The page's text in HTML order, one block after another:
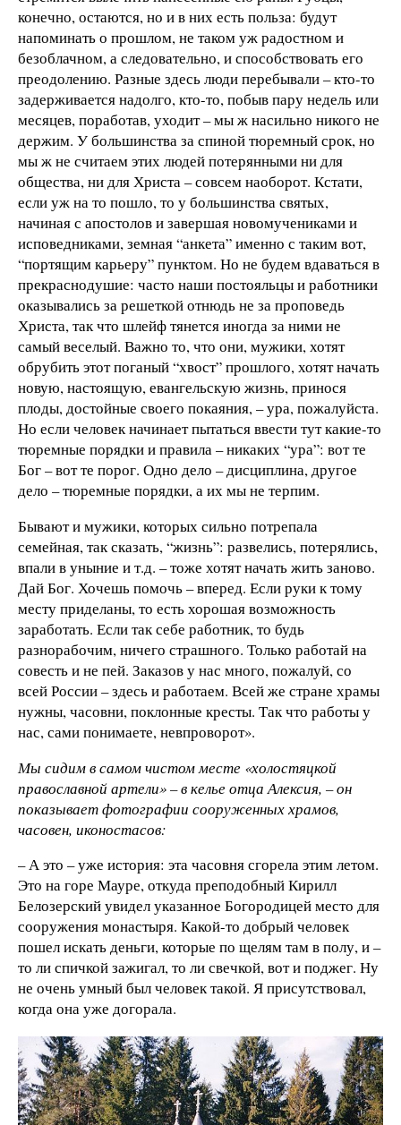
конечно, остаются, но и в них есть польза: будут
напоминать о прошлом, не таком уж радостном и
безоблачном, а следовательно, и способствовать его
преодолению. Разные здесь люди перебывали – кто-то
задерживается надолго, кто-то, побыв пару недель или
месяцев, поработав, уходит – мы ж насильно никого не
держим. У большинства за спиной тюремный срок, но
мы ж не считаем этих людей потерянными ни для
общества, ни для Христа – совсем наоборот. Кстати,
если уж на то пошло, то у большинства святых,
начиная с апостолов и завершая новомучениками и
исповедниками, земная “анкета” именно с таким вот,
“портящим карьеру” пунктом. Но не будем вдаваться в
прекраснодушие: часто наши постояльцы и работники
оказывались за решеткой отнюдь не за проповедь
Христа, так что шлейф тянется иногда за ними не
самый веселый. Важно то, что они, мужики, хотят
обрубить этот поганый “хвост” прошлого, хотят начать
новую, настоящую, евангельскую жизнь, принося
плоды, достойные своего покаяния, – ура, пожалуйста.
Но если человек начинает пытаться ввести тут какие-то
тюремные порядки и правила – никаких “ура”: вот те
Бог – вот те порог. Одно дело – дисциплина, другое
дело – тюремные порядки, а их мы не терпим.
Бывают и мужики, которых сильно потрепала
семейная, так сказать, “жизнь”: развелись, потерялись,
впали в уныние и т.д. – тоже хотят начать жить заново.
Дай Бог. Хочешь помочь – вперед. Если руки к тому
месту приделаны, то есть хорошая возможность
заработать. Если так себе работник, то будь
разнорабочим, ничего страшного. Только работай на
совесть и не пей. Заказов у нас много, пожалуй, со
всей России – здесь и работаем. Всей же стране храмы
нужны, часовни, поклонные кресты. Так что работы у
нас, сами понимаете, невпроворот».
Мы сидим в самом чистом месте «холостяцкой
православной артели» – в келье отца Алексия, – он
показывает фотографии сооруженных храмов,
часовен, иконостасов:
– А это – уже история: эта часовня сгорела этим летом.
Это на горе Мауре, откуда преподобный Кирилл
Белозерский увидел указанное Богородицей место для
сооружения монастыря. Какой-то добрый человек
пошел искать деньги, которые по щелям там в полу, и –
то ли спичкой зажигал, то ли свечкой, вот и поджег. Ну
не очень умный был человек такой. Я присутствовал,
когда она уже догорала.